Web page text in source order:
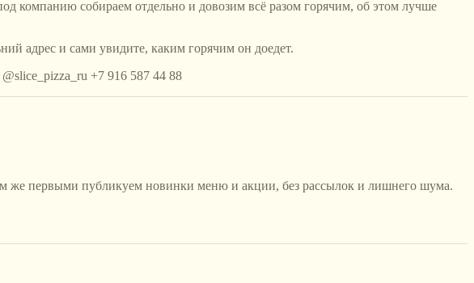
компанию собираем отдельно и довозим всё разом горячим, об этом лучше
адрес и сами увидите, каким горячим он доедет.
+7 916 587 44 88
же первыми публикуем новинки меню и акции, без рассылок и лишнего шума.